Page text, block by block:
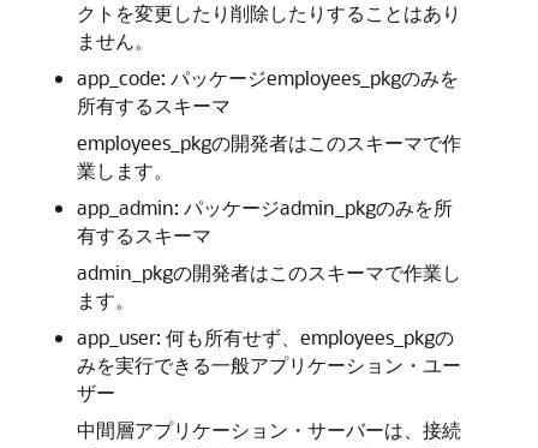
クトを変更したり削除したりすることはあり
ません。
app_code: パッケージemployees_pkgのみを
所有するスキーマ
employees_pkgの開発者はこのスキーマで作
業します。
app_admin: パッケージadmin_pkgのみを所
有するスキーマ
admin_pkgの開発者はこのスキーマで作業し
ます。
app_user: 何も所有せず、employees_pkgの
みを実行できる一般アプリケーション・ユー
ザー
中間層アプリケーション・サーバーは、接続